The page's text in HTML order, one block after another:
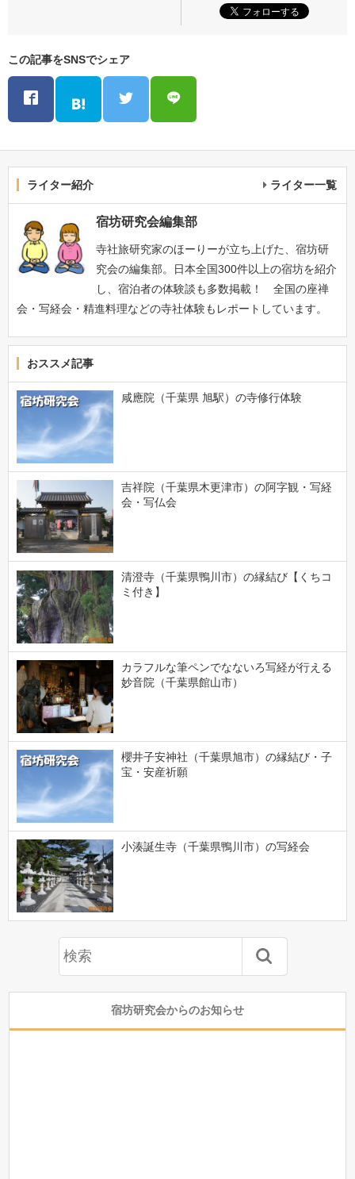
この記事をSNSでシェア
ライター紹介 ライター一覧
宿坊研究会編集部
寺社旅研究家のほーりーが立ち上げた、宿坊研
究会の編集部。日本全国300件以上の宿坊を紹介
し、宿泊者の体験談も多数掲載！ 全国の座禅
会・写経会・精進料理などの寺社体験もレポートしています。
おススメ記事
咸應院（千葉県 旭駅）の寺修行体験
吉祥院（千葉県木更津市）の阿字観・写経
会・写仏会
清澄寺（千葉県鴨川市）の縁結び【くちコ
ミ付き】
カラフルな筆ペンでなないろ写経が行える
妙音院（千葉県館山市）
櫻井子安神社（千葉県旭市）の縁結び・子
宝・安産祈願
小湊誕生寺（千葉県鴨川市）の写経会
宿坊研究会からのお知らせ